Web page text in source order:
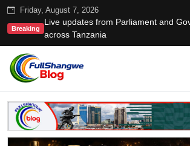
Friday, August 7, 2026
Breaking
Live updates from Parliament and
across Tanzania